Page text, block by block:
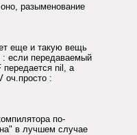
разыменование
еще и такую вещь
: если передаваемый
передается nil, а
оч.просто :
по-
в лучшем случае